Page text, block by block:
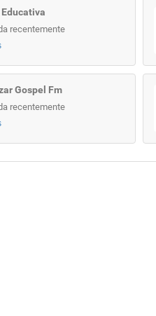
recentemente
Gospel Fm
recentemente